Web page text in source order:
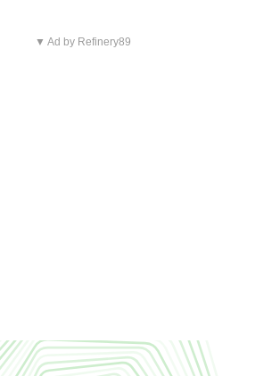
▼ Ad by Refinery89